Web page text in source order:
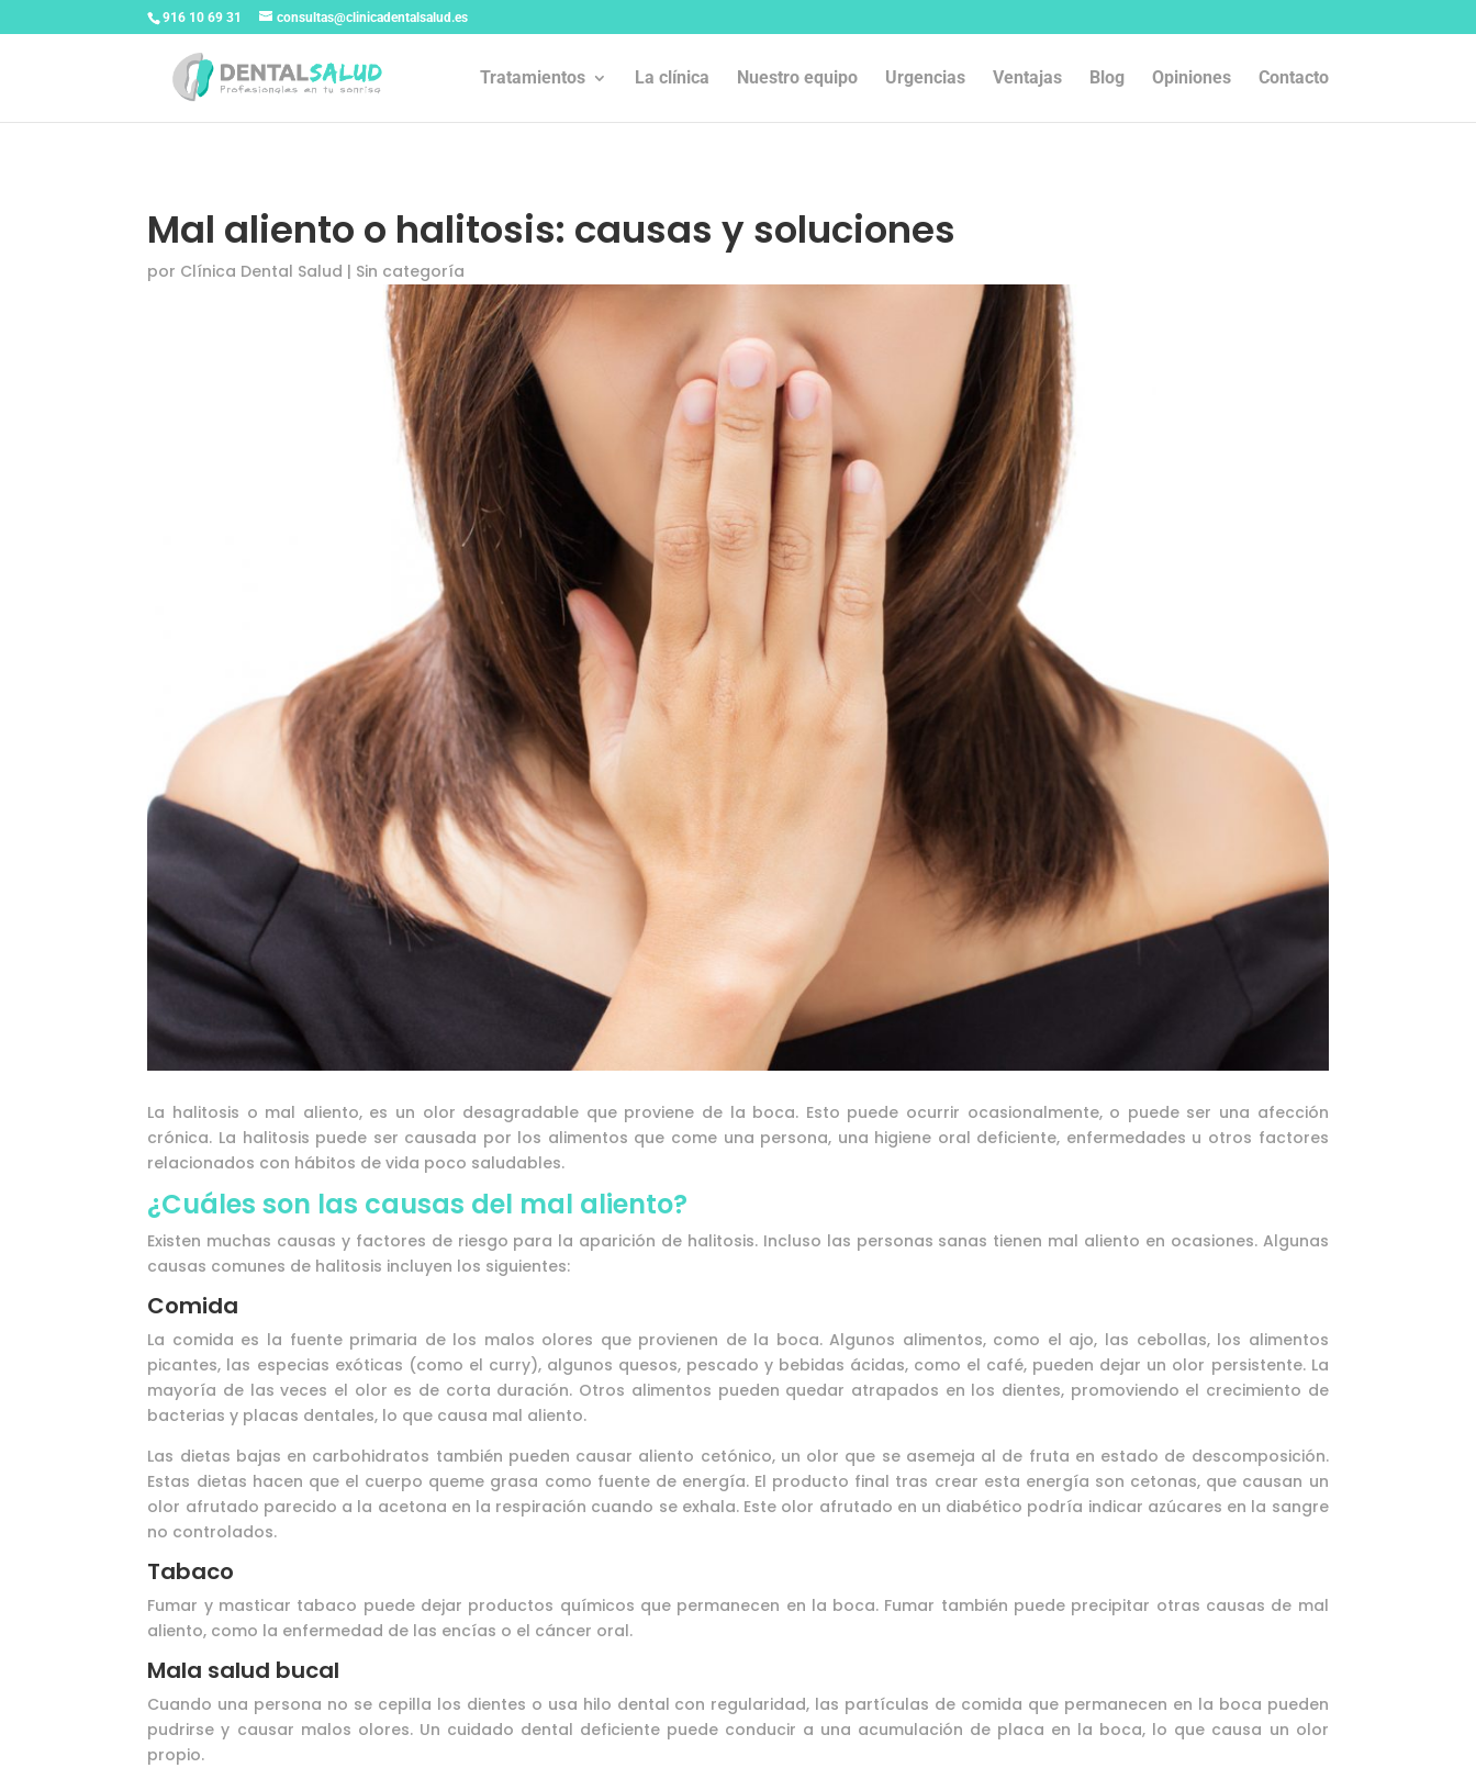
916 10 69 31 consultas@clinicadentalsalud.es
Tratamientos La clínica Nuestro equipo Urgencias Ventajas Blog Opiniones Contacto
Mal aliento o halitosis: causas y soluciones
por Clínica Dental Salud | Sin categoría
La halitosis o mal aliento, es un olor desagradable que proviene de la boca. Esto puede ocurrir ocasionalmente, o puede ser una afección
crónica. La halitosis puede ser causada por los alimentos que come una persona, una higiene oral deficiente, enfermedades u otros factores
relacionados con hábitos de vida poco saludables.
¿Cuáles son las causas del mal aliento?
Existen muchas causas y factores de riesgo para la aparición de halitosis. Incluso las personas sanas tienen mal aliento en ocasiones. Algunas
causas comunes de halitosis incluyen los siguientes:
Comida
La comida es la fuente primaria de los malos olores que provienen de la boca. Algunos alimentos, como el ajo, las cebollas, los alimentos
picantes, las especias exóticas (como el curry), algunos quesos, pescado y bebidas ácidas, como el café, pueden dejar un olor persistente. La
mayoría de las veces el olor es de corta duración. Otros alimentos pueden quedar atrapados en los dientes, promoviendo el crecimiento de
bacterias y placas dentales, lo que causa mal aliento.
Las dietas bajas en carbohidratos también pueden causar aliento cetónico, un olor que se asemeja al de fruta en estado de descomposición.
Estas dietas hacen que el cuerpo queme grasa como fuente de energía. El producto final tras crear esta energía son cetonas, que causan un
olor afrutado parecido a la acetona en la respiración cuando se exhala. Este olor afrutado en un diabético podría indicar azúcares en la sangre
no controlados.
Tabaco
Fumar y masticar tabaco puede dejar productos químicos que permanecen en la boca. Fumar también puede precipitar otras causas de mal
aliento, como la enfermedad de las encías o el cáncer oral.
Mala salud bucal
Cuando una persona no se cepilla los dientes o usa hilo dental con regularidad, las partículas de comida que permanecen en la boca pueden
pudrirse y causar malos olores. Un cuidado dental deficiente puede conducir a una acumulación de placa en la boca, lo que causa un olor
propio.